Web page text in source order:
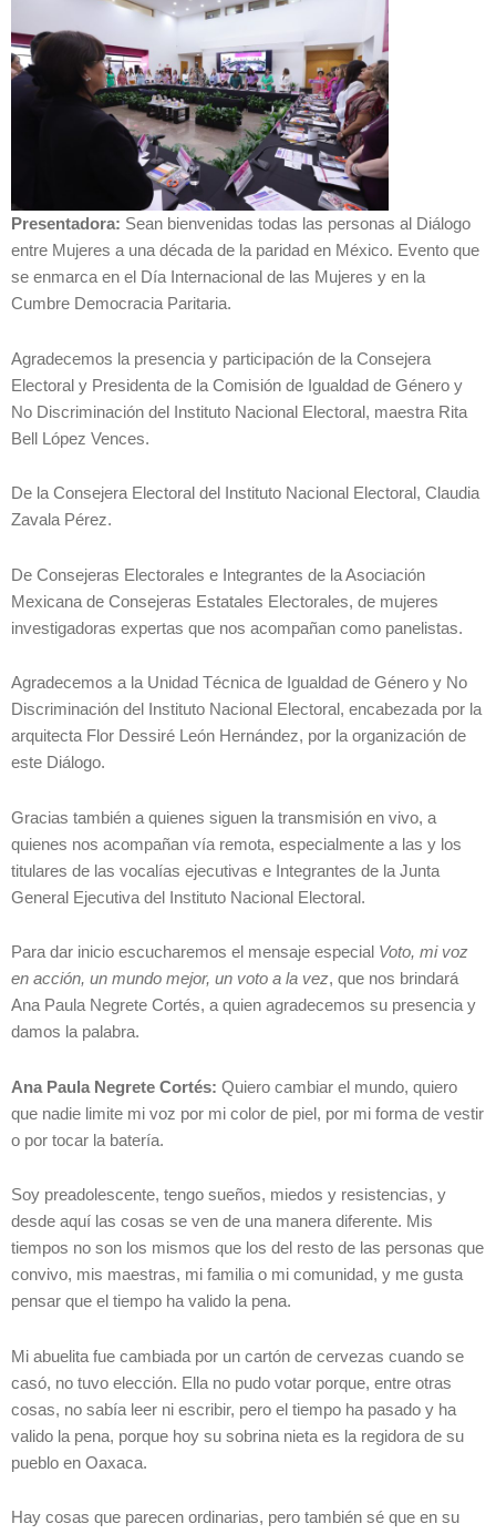
Presentadora: Sean bienvenidas todas las personas al Diálogo
entre Mujeres a una década de la paridad en México. Evento que
se enmarca en el Día Internacional de las Mujeres y en la
Cumbre Democracia Paritaria.
Agradecemos la presencia y participación de la Consejera
Electoral y Presidenta de la Comisión de Igualdad de Género y
No Discriminación del Instituto Nacional Electoral, maestra Rita
Bell López Vences.
De la Consejera Electoral del Instituto Nacional Electoral, Claudia
Zavala Pérez.
De Consejeras Electorales e Integrantes de la Asociación
Mexicana de Consejeras Estatales Electorales, de mujeres
investigadoras expertas que nos acompañan como panelistas.
Agradecemos a la Unidad Técnica de Igualdad de Género y No
Discriminación del Instituto Nacional Electoral, encabezada por la
arquitecta Flor Dessiré León Hernández, por la organización de
este Diálogo.
Gracias también a quienes siguen la transmisión en vivo, a
quienes nos acompañan vía remota, especialmente a las y los
titulares de las vocalías ejecutivas e Integrantes de la Junta
General Ejecutiva del Instituto Nacional Electoral.
Para dar inicio escucharemos el mensaje especial Voto, mi voz
en acción, un mundo mejor, un voto a la vez, que nos brindará
Ana Paula Negrete Cortés, a quien agradecemos su presencia y
damos la palabra.
Ana Paula Negrete Cortés: Quiero cambiar el mundo, quiero
que nadie limite mi voz por mi color de piel, por mi forma de vestir
o por tocar la batería.
Soy preadolescente, tengo sueños, miedos y resistencias, y
desde aquí las cosas se ven de una manera diferente. Mis
tiempos no son los mismos que los del resto de las personas que
convivo, mis maestras, mi familia o mi comunidad, y me gusta
pensar que el tiempo ha valido la pena.
Mi abuelita fue cambiada por un cartón de cervezas cuando se
casó, no tuvo elección. Ella no pudo votar porque, entre otras
cosas, no sabía leer ni escribir, pero el tiempo ha pasado y ha
valido la pena, porque hoy su sobrina nieta es la regidora de su
pueblo en Oaxaca.
Hay cosas que parecen ordinarias, pero también sé que en su